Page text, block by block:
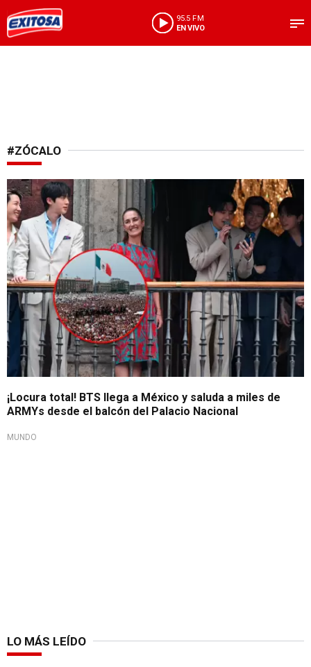
95.5 FM
EN VIVO
#ZÓCALO
Fans lograron verlos
¡Locura total! BTS llega a México y saluda a miles de
ARMYs desde el balcón del Palacio Nacional
MUNDO
LO MÁS LEÍDO